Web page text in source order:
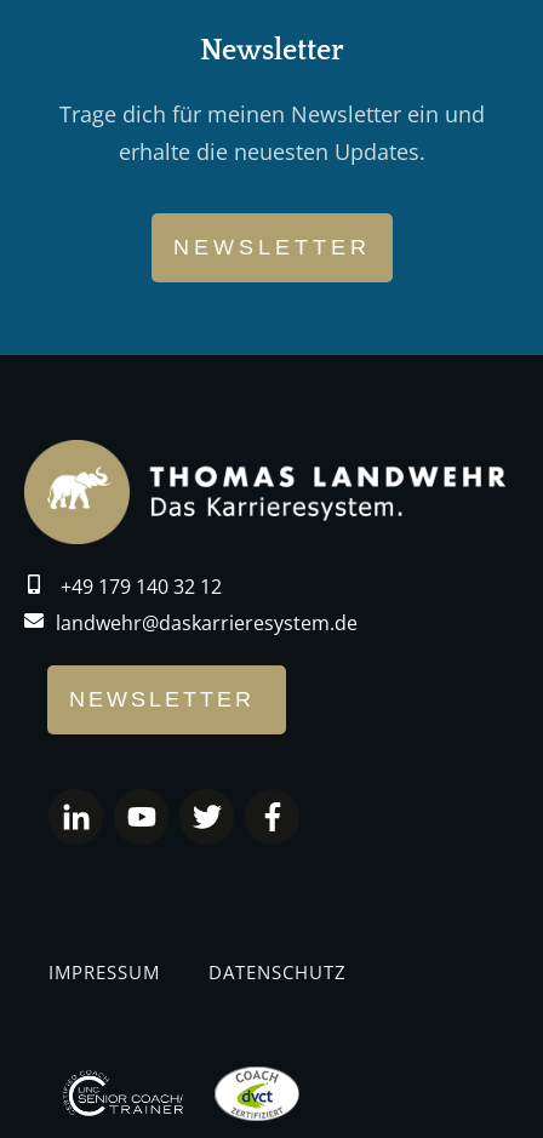
Newsletter
Trage dich für meinen Newsletter ein und
erhalte die neuesten Updates.
NEWSLETTER
+49 179 140 32 12
landwehr@daskarrieresystem.de
NEWSLETTER
IMPRESSUM DATENSCHUTZ